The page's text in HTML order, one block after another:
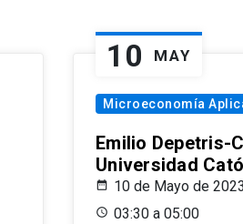
10 MAY
Microeconomía
Emilio Depetris-
Universidad
10 de Mayo de 2023
03:30 a 05:00